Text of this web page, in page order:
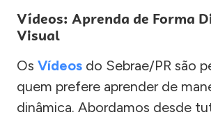
Vídeos: Aprenda de Forma
Visual
Os Vídeos do Sebrae/PR são
quem prefere aprender de
dinâmica. Abordamos desde